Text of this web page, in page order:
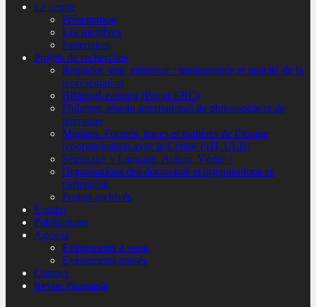
Le centre
Présentation
Les membres
Partenaires
Projets de recherches
Regarder, voir, entrevoir : transparence et opacité de la
représentation
BildungLearning (Projet ERC)
Philature, réseau international de philosophie et de
littérature
Maniera. Formes, traces et matières de l’image
(coorganisation avec le Centre PHI, ULB)
Séminaire « Langage, Action, Vérité »
Organisations des doctorants et organisations en
partenariat
Projets archivés
Equipe
Publications
Agenda
Evènements à venir
Evènements passés
Contact
Revue Phantasia